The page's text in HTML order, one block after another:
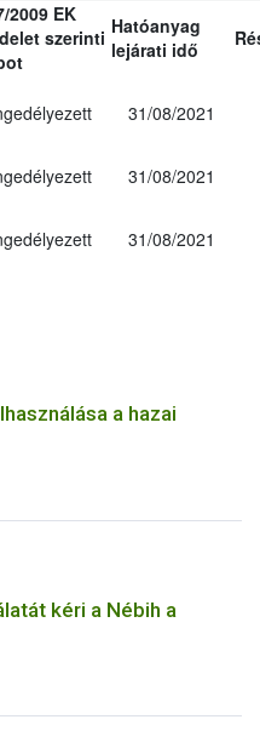
2009 EK
szerinti Hatóanyag
lejárati idő
31/08/2021
31/08/2021
31/08/2021
a hazai
kéri a Nébih a